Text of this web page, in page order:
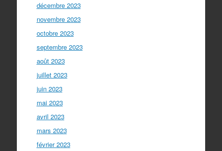
décembre 2023
novembre 2023
octobre 2023
septembre 2023
août 2023
juillet 2023
juin 2023
mai 2023
avril 2023
mars 2023
février 2023